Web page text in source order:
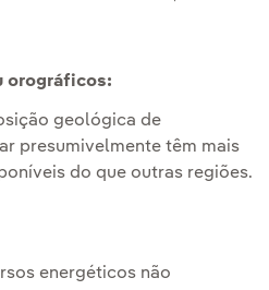
orográficos:
geológica de
presumivelmente têm mais
do que outras regiões.
energéticos não